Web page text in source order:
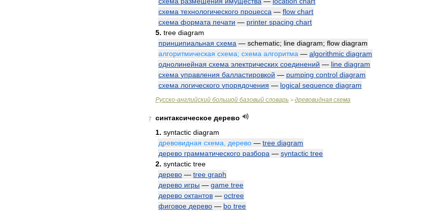
схема технологического процесса — flow chart
схема формата печати — printer spacing chart
5. tree diagram
принципиальная схема — schematic; line diagram; flow diagram
алгоритмическая схема; схема алгоритма — algorithmic diagram
однолинейная схема электрических соединений — line diagram
схема управления балластировкой — pumping control diagram
схема логического упорядочения — logical sequence diagram
Русско-английский большой базовый словарь > древовидная схема
7 синтаксическое дерево
1. syntactic diagram
древовидная схема дерево — tree diagram
дерево грамматического разбора — syntactic tree
2. syntactic tree
дерево — tree graph
дерево игры — game tree
дерево октантов — octree
фиговое дерево — bo tree